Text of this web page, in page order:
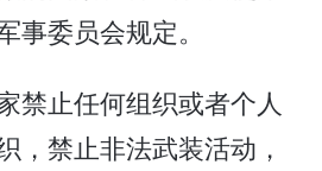
事委员会规定。
止任何组织或者个人
，禁止非法武装活动，